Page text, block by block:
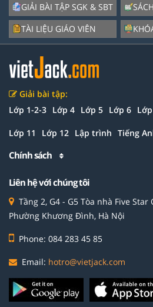
GIẢI BÀI TẬP SGK & SBT
TÀI LIỆU GIÁO VIÊN
SÁCH
Giải bài tập:
Lớp 1-2-3 Lớp 4 Lớp 5 Lớp 6
Lớp 11 Lớp 12 Lập trình Tiếng
Chính sách
Liên hệ với chúng tôi
Tầng 2, G4 - G5 Tòa nhà Five
Phường Khương Đình, Hà Nội
Phone: 084 283 45 85
Email: hotro@vietjack.com